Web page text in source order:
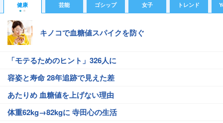
健康 芸能 ゴシップ 女子 トレンド
キノコで血糖値スパイクを防ぐ
「モテるためのヒント」326人に
容姿と寿命 28年追跡で見えた差
あたりめ 血糖値を上げない理由
体重62kg→82kgに 寺田心の生活